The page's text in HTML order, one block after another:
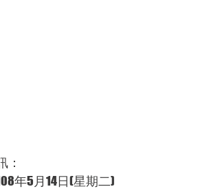
：
年5月14日(星期二)